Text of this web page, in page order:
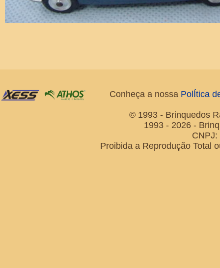
Conheça a nossa PolÍtica
© 1993 - Brinquedos
1993 - 2026 -
Proibida a Reprodução